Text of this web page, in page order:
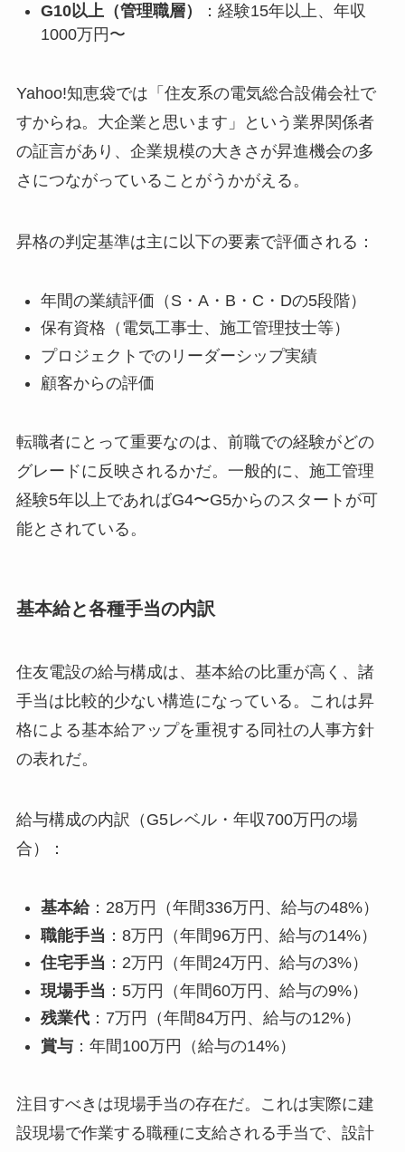
G10以上（管理職層）
：経験15年以上、年収
1000万円〜
Yahoo!知恵袋では「住友系の電気総合設備会社で
すからね。大企業と思います」という業界関係者
の証言があり、企業規模の大きさが昇進機会の多
さにつながっていることがうかがえる。
昇格の判定基準は主に以下の要素で評価される：
年間の業績評価（S・A・B・C・Dの5段階）
保有資格（電気工事士、施工管理技士等）
プロジェクトでのリーダーシップ実績
顧客からの評価
転職者にとって重要なのは、前職での経験がどの
グレードに反映されるかだ。一般的に、施工管理
経験5年以上であればG4〜G5からのスタートが可
能とされている。
基本給と各種手当の内訳
住友電設の給与構成は、基本給の比重が高く、諸
手当は比較的少ない構造になっている。これは昇
格による基本給アップを重視する同社の人事方針
の表れだ。
給与構成の内訳（G5レベル・年収700万円の場
合）：
基本給：28万円（年間336万円、給与の48%）
職能手当 ：8万円（年間96万円、給与の14%）
住宅手当 ：2万円（年間24万円、給与の3%）
現場手当 ：5万円（年間60万円、給与の9%）
残業代：7万円（年間84万円、給与の12%）
賞与：年間100万円（給与の14%）
注目すべきは現場手当の存在だ。これは実際に建
設現場で作業する職種に支給される手当で、設計